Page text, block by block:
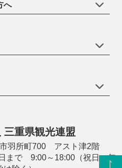
へ
三重県観光連盟
羽所町700 アスト津2階
まで 9:00～18:00（祝日・年